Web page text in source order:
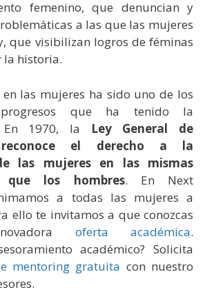
femenino, que denuncian y
a las que las mujeres
que visibilizan logros de féminas
la historia.
las mujeres ha sido uno de los
progresos que ha tenido la
En 1970, la Ley General de
reconoce el derecho a la
las mujeres en las mismas
que los hombres. En Next
a todas las mujeres a
ello te invitamos a que conozcas
oferta académica.
académico? Solicita
mentoring gratuita con nuestro